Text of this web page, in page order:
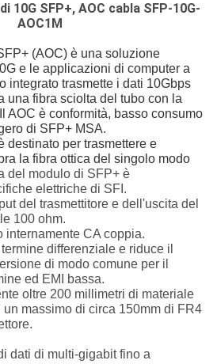
SFP+, AOC cabla SFP-10G-
AOC1M
(AOC) è una soluzione
e le applicazioni di computer a
integrato trasmette i dati 10Gbps
una fibra sciolta del tubo con la
AOC è conformità, basso consumo
di SFP+ MSA.
destinato per trasmettere e
la fibra ottica del singolo modo
del modulo di SFP+ è
elettriche di SFI.
del trasmettitore e dell'uscita del
100 ohm.
internamente CA coppia.
differenziale e riduce il
di modo comune per il
ed EMI bassa.
oltre 200 millimetri di materiale
massimo di circa 150mm di FR4
dati di multi-gigabit fino a